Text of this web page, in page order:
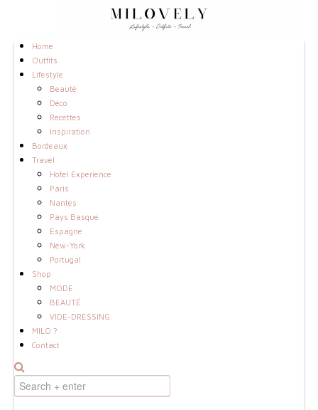
Home
Outfits
Lifestyle
Beauté
Déco
Recettes
Inspiration
Bordeaux
Travel
Hotel Experience
Paris
Nantes
Pays Basque
Espagne
New-York
Portugal
Shop
MODE
BEAUTÉ
VIDE-DRESSING
MILO ?
Contact